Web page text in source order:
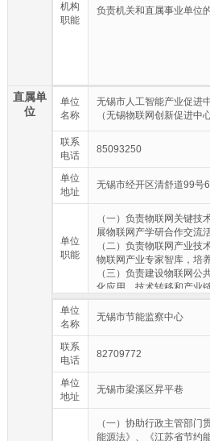
机构
职能
负责机关和直属事业单位
直属单
位
单位
名称
无锡市人工智能产业促进
（无锡物联网创新促进中心
联系
电话
85093250
单位
地址
无锡市经开区清舒道99号
单位
职能
（一）负责物联网关键技
展物联网产学研合作交流活
（二）负责物联网产业技
物联网产业专家智库，培
（三）负责建设物联网公
化应用、技术转移和产业
（四）负责引进培育物联
业，推动物联网产业集群发
（五）负责承办世界物联
营管理无锡物联网创新中
单位
名称
无锡市节能监察中心
联系
电话
82709772
单位
地址
无锡市梁溪区昇平巷
（一）协助行政主管部门
能源法》、《江苏省节约